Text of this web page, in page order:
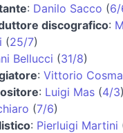
: Danilo Sacco (6/
discografico:
(25/7)
Bellucci (31/8)
: Vittorio Cosma
: Luigi Mas (4/3)
(7/6)
: Pierluigi Martini